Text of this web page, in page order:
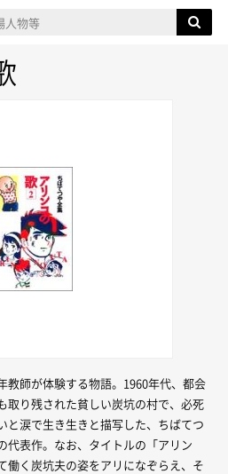
教師が体験する物語。1960年代、都会
取り残された貧しい炭坑の村で、必死
と涙で生き生きと描写した、ちばてつ
代表作。なお、タイトルの「アリン
働く炭坑夫の姿をアリになぞらえ、そ